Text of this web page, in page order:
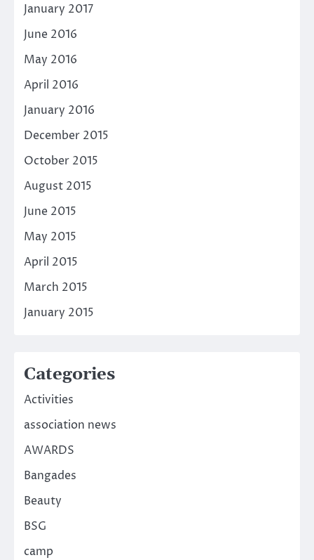
January 2017
June 2016
May 2016
April 2016
January 2016
December 2015
October 2015
August 2015
June 2015
May 2015
April 2015
March 2015
January 2015
Categories
Activities
association news
AWARDS
Bangades
Beauty
BSG
camp